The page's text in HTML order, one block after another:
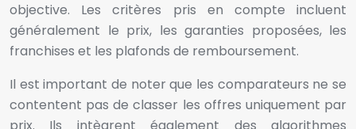
objective. Les critères pris en compte incluent
généralement le prix, les garanties proposées, les
franchises et les plafonds de remboursement.
Il est important de noter que les comparateurs ne se
contentent pas de classer les offres uniquement par